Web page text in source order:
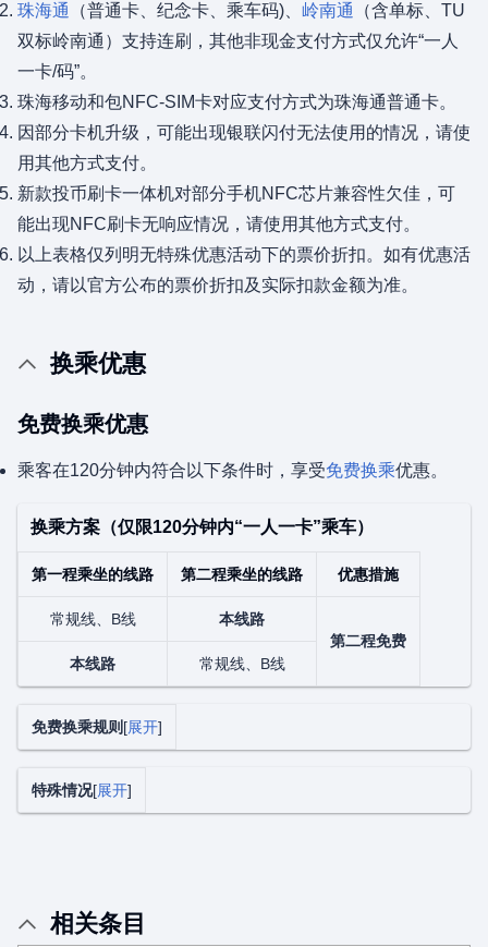
珠海通
（普通卡、纪念卡、乘车码)、 岭南通
（含单标、TU
双标岭南通）支持连刷，其他非现金支付方式仅允许“一人
一卡/码”。
珠海移动和包NFC-SIM卡对应支付方式为珠海通普通卡。
因部分卡机升级，可能出现银联闪付无法使用的情况，请使
用其他方式支付。
新款投币刷卡一体机对部分手机NFC芯片兼容性欠佳，可
能出现NFC刷卡无响应情况，请使用其他方式支付。
以上表格仅列明无特殊优惠活动下的票价折扣。如有优惠活
动，请以官方公布的票价折扣及实际扣款金额为准。
换乘优惠
免费换乘优惠
乘客在120分钟内符合以下条件时，享受免费换乘优惠。
换乘方案（仅限120分钟内“一人一卡”乘车）
第一程乘坐的线路 第二程乘坐的线路 优惠措施
常规线、B线
本线路
第二程免费
本线路
常规线、B线
展开
免费换乘规则
展开
特殊情况
相关条目